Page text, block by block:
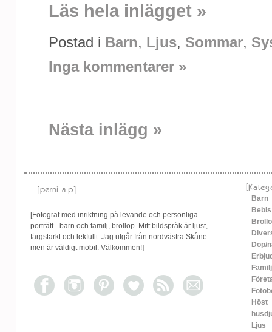
Läs hela inlägget »
Postad i Barn, Ljus, Sommar,
Inga kommentarer »
Nästa inlägg »
[Fotograf med inriktning på levande och personliga
porträtt - barn och familj, bröllop. Mitt bildspråk är ljust,
färgstarkt och lekfullt. Jag utgår från nordvästra Skåne
men är väldigt mobil. Välkommen!]
Barn
Bebis
Dop/
Familj
Höst
Ljus